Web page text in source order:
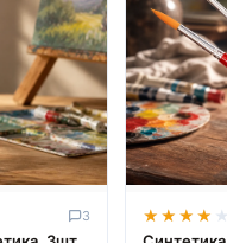
3 ★★★★★
★★★★★